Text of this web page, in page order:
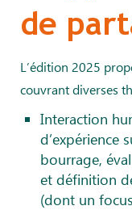
de
L’édition 2025
couvrant diverses
Interaction
d’expérience
bourrage,
et définition
(dont un